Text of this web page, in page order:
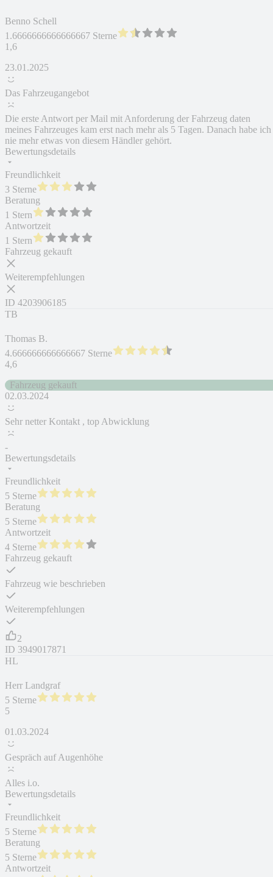
Benno Schell
1.6666666666666667 Sterne
1,6
23.01.2025
Das Fahrzeugangebot
Die erste Antwort per Mail mit Anforderung der Fahrzeug daten
meines Fahrzeuges kam erst nach mehr als 5 Tagen. Danach habe ich
nie mehr etwas von diesem Händler gehört.
Bewertungsdetails
Freundlichkeit
3 Sterne
Beratung
1 Stern
Antwortzeit
1 Stern
Fahrzeug gekauft
Weiterempfehlungen
ID 4203906185
TB
Thomas B.
4.666666666666667 Sterne
4,6
Fahrzeug gekauft
02.03.2024
Sehr netter Kontakt , top Abwicklung
-
Bewertungsdetails
Freundlichkeit
5 Sterne
Beratung
5 Sterne
Antwortzeit
4 Sterne
Fahrzeug gekauft
Fahrzeug wie beschrieben
Weiterempfehlungen
2
ID 3949017871
HL
Herr Landgraf
5 Sterne
5
01.03.2024
Gespräch auf Augenhöhe
Alles i.o.
Bewertungsdetails
Freundlichkeit
5 Sterne
Beratung
5 Sterne
Antwortzeit